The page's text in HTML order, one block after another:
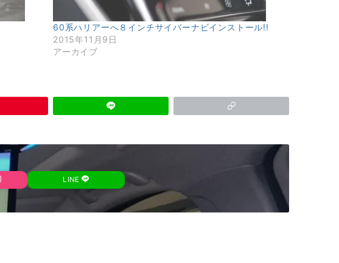
60系ハリアーへ８インチサイバーナビインストール!!
2015年11月9日
アーカイブ
LINE